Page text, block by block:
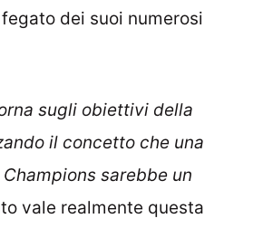
dei suoi numerosi
sugli obiettivi della
il concetto che una
sarebbe un
vale realmente questa